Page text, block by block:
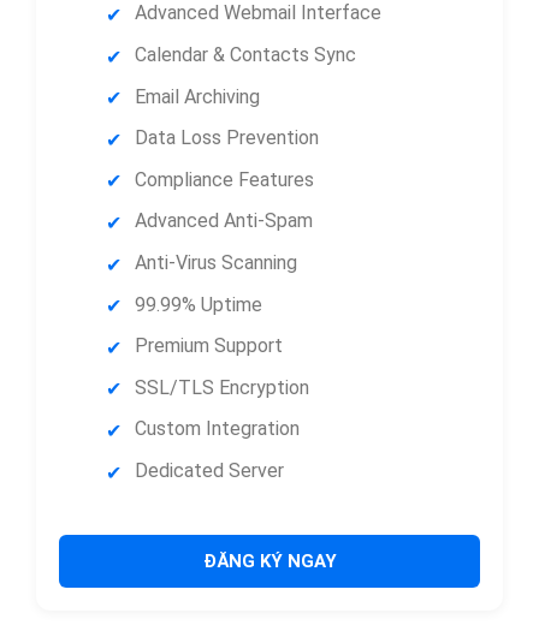
Advanced Webmail Interface
Calendar & Contacts Sync
Email Archiving
Data Loss Prevention
Compliance Features
Advanced Anti-Spam
Anti-Virus Scanning
99.99% Uptime
Premium Support
SSL/TLS Encryption
Custom Integration
Dedicated Server
ĐĂNG KÝ NGAY